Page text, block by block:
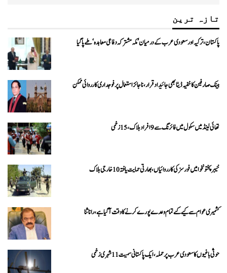
تازہ ترین
پاکستان، ترکیہ اور سعودی عرب کے درمیان ’مکہ مشترکہ دفاعی معاہدہ‘ طے پا گیا
بینک صارفین کا خفیہ ڈیٹا بھی جائیداد قرار، ناجائز استعمال پر فوجداری کارروائی ممکن
تھائی لینڈ میں سکول میں فائرنگ سے 9 افراد ہلاک، 15 زخمی
خیبرپختونخوا میں فورسز کی کارروائیاں، بھارتی حمایت یافتہ 10 خارجی ہلاک
کشمیری عوام سے کیے گئے تمام وعدے پورے کرنے کا وقت آ گیا ہے، رانا ثنا
حوثی باغیوں کا سعودی عرب پر حملہ، ایک پاکستانی سمیت 11 شہری زخمی